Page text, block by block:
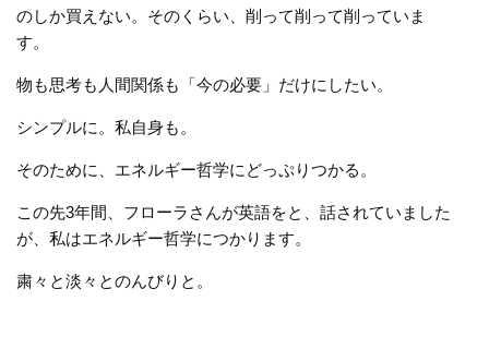
のしか買えない。そのくらい、削って削って削っていま
す。
物も思考も人間関係も「今の必要」だけにしたい。
シンプルに。私自身も。
そのために、エネルギー哲学にどっぷりつかる。
この先3年間、フローラさんが英語をと、話されていました
が、私はエネルギー哲学につかります。
粛々と淡々とのんびりと。